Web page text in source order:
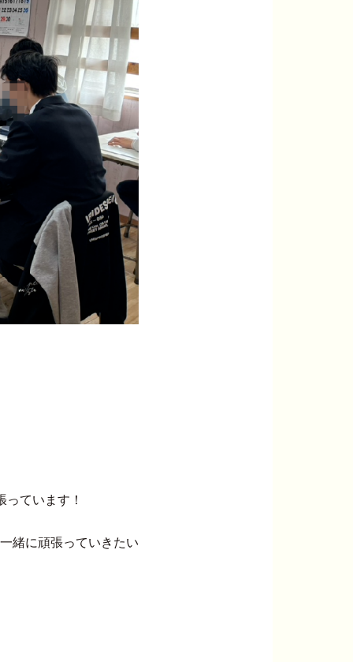
ています！
緒に頑張っていきたい